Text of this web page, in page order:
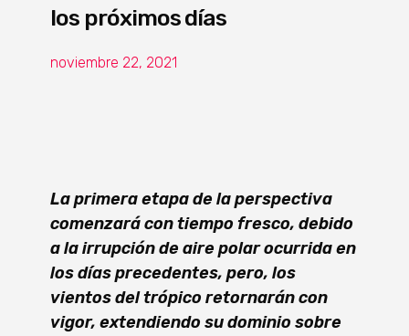
los próximos días
noviembre 22, 2021
La primera etapa de la perspectiva
comenzará con tiempo fresco, debido
a la irrupción de aire polar ocurrida en
los días precedentes, pero, los
vientos del trópico retornarán con
vigor, extendiendo su dominio sobre